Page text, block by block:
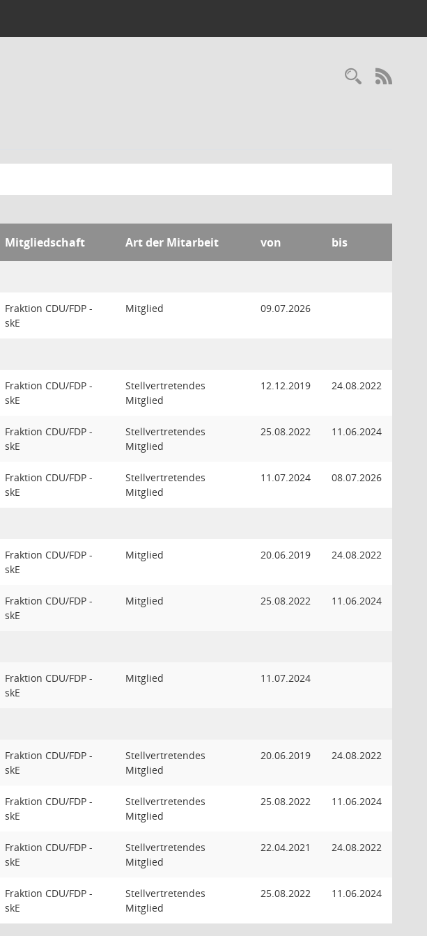
Mitgliedschaft Art der Mitarbeit von bis
Fraktion CDU/FDP -
skE
Mitglied 09.07.2026
Fraktion CDU/FDP -
skE
Stellvertretendes
Mitglied
12.12.2019 24.08.2022
Fraktion CDU/FDP -
skE
Stellvertretendes
Mitglied
25.08.2022 11.06.2024
Fraktion CDU/FDP -
skE
Stellvertretendes
Mitglied
11.07.2024 08.07.2026
Fraktion CDU/FDP -
skE
Mitglied 20.06.2019 24.08.2022
Fraktion CDU/FDP -
skE
Mitglied 25.08.2022 11.06.2024
Fraktion CDU/FDP -
skE
Mitglied 11.07.2024
Fraktion CDU/FDP -
skE
Stellvertretendes
Mitglied
20.06.2019 24.08.2022
Fraktion CDU/FDP -
skE
Stellvertretendes
Mitglied
25.08.2022 11.06.2024
Fraktion CDU/FDP -
skE
Stellvertretendes
Mitglied
22.04.2021 24.08.2022
Fraktion CDU/FDP -
skE
Stellvertretendes
Mitglied
25.08.2022 11.06.2024